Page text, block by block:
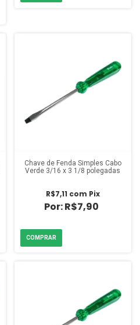
Chave de Fenda Simples Cabo
Verde 3/16 x 3 1/8 polegadas
R$7,90
R$7,11 com Pix